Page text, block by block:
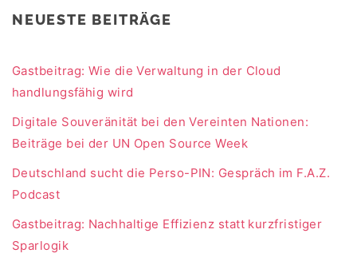
NEUESTE BEITRÄGE
Gastbeitrag: Wie die Verwaltung in der Cloud
handlungsfähig wird
Digitale Souveränität bei den Vereinten Nationen:
Beiträge bei der UN Open Source Week
Deutschland sucht die Perso-PIN: Gespräch im F.A.Z.
Podcast
Gastbeitrag: Nachhaltige Effizienz statt kurzfristiger
Sparlogik